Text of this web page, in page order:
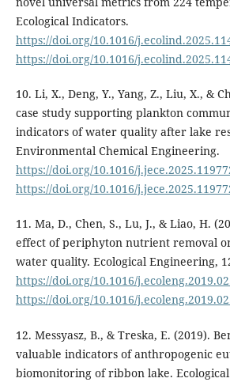
Ecological Indicators.
https://doi.org/10.1016/
https://doi.org/10.1016/
10. Li, X., Deng, Y., Yang, Z., Liu, X., &
case study supporting plankton
indicators of water quality after lake
Environmental Chemical Engineering.
https://doi.org/10.1016/
https://doi.org/10.1016/
11. Ma, D., Chen, S., Lu, J., & Liao, H.
effect of periphyton nutrient removal
water quality. Ecological Engineering,
https://doi.org/10.1016/
https://doi.org/10.1016/
12. Messyasz, B., & Treska, E. (2019).
valuable indicators of anthropogenic
biomonitoring of ribbon lake.